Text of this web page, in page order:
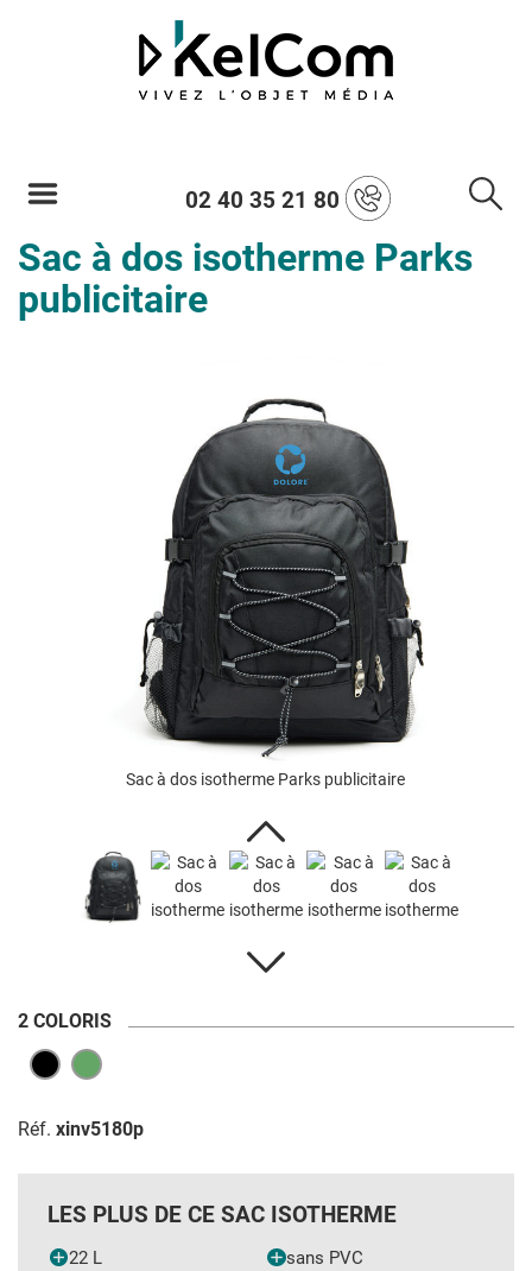
02 40 35 21 80
Sac à dos isotherme Parks
publicitaire
Sac à dos isotherme Parks publicitaire
2 COLORIS
Réf. xinv5180p
LES PLUS DE CE SAC ISOTHERME
22 L
sans PVC